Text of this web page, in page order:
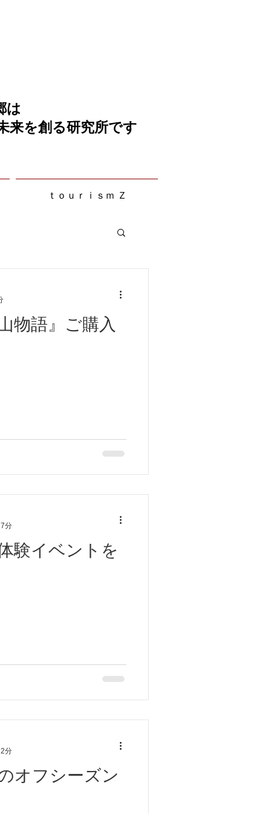
は
来を創る研究所です
ｔｏｕｒｉｓｍ Ｚ
物語』ご購入
験イベントを
分
オフシーズン
分